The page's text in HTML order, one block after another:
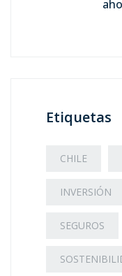
Etiquetas
CHILE
INVERSIÓN
SEGUROS